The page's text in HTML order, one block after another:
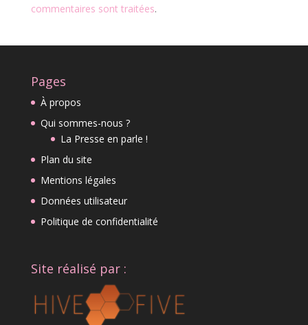
commentaires sont traitées.
Pages
À propos
Qui sommes-nous ?
La Presse en parle !
Plan du site
Mentions légales
Données utilisateur
Politique de confidentialité
Site réalisé par :